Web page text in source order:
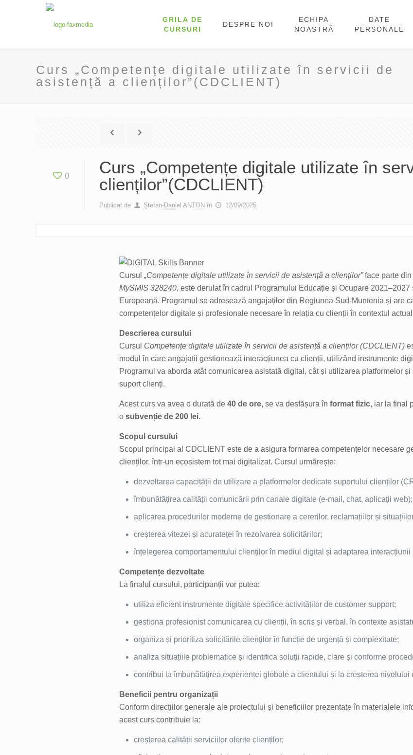
GRILA DE
CURSURI
DESPRE NOI
ECHIPA
NOASTRĂ
DATE
PERSONALE
Curs „Competențe digitale utilizate în servicii de
asistență a clienților”(CDCLIENT)
0
Curs „Competențe digitale utilizate în
clienților”(CDCLIENT)
Publicat de Ștefan-Daniel ANTON în 12/09/2025
Cursul „Competențe digitale utilizate în servicii de asistență a clienților”face parte din
MySMIS 328240, este derulat în cadrul Programului Educație și Ocupare
Europeană. Programul se adresează angajaților din Regiunea Sud-Muntenia și are
competențelor digitale și profesionale necesare în relația cu clienții în contextul
Descrierea cursului
Cursul Competențe digitale utilizate în servicii de asistență a clienților (CDCLIENT)
modul în care angajații gestionează interacțiunea cu clienții, utilizând instrumente
Programul va aborda atât comunicarea asistată digital, cât și utilizarea platformelor
suport clienți.
Acest curs va avea o durată de 40 de ore, se va desfășura în format fizic, iar la final
o subvenție de 200 lei.
Scopul cursului
Scopul principal al CDCLIENT este de a asigura formarea competențelor necesare
clienților, într-un ecosistem tot mai digitalizat. Cursul urmărește:
dezvoltarea capacității de utilizare a platformelor dedicate suportului clienților
îmbunătățirea calității comunicării prin canale digitale (e-mail, chat, aplicații web);
aplicarea procedurilor moderne de gestionare a cererilor, reclamațiilor și
creșterea vitezei și acurateței în rezolvarea solicitărilor;
înțelegerea comportamentului clienților în mediul digital și adaptarea interacțiunii
Competențe dezvoltate
La finalul cursului, participanții vor putea:
utiliza eficient instrumente digitale specifice activităților de customer support;
gestiona profesionist comunicarea cu clienții, în scris și verbal, în contexte
organiza și prioritiza solicitările clienților în funcție de urgență și complexitate;
analiza situațiile problematice și identifica soluții rapide, clare și conforme
contribui la îmbunătățirea experienței globale a clientului și la creșterea nivelului
Beneficii pentru organizații
Conform direcțiilor generale ale proiectului și beneficiilor prezentate în materialele
acest curs contribuie la:
creșterea calității serviciilor oferite clienților;